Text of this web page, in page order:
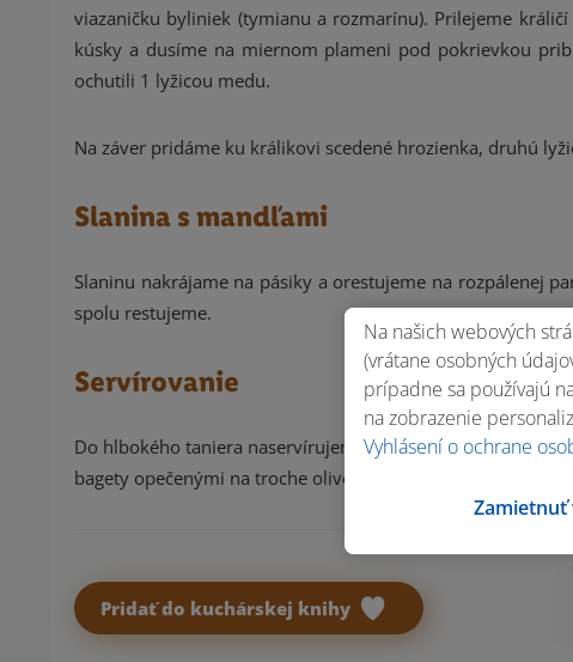
viazaničku byliniek (tymianu a rozmarínu). Prilejeme
kúsky a dusíme na miernom plameni pod pokrievkou
ochutili 1 lyžicou medu.
Na záver pridáme ku králikovi scedené hrozienka, druhú
Slanina s mandľami
Slaninu nakrájame na pásiky a orestujeme na rozpálenej
spolu restujeme.
Servírovanie
Do hlbokého taniera naservírujeme duseného králika s
bagety opečenými na troche olivového oleja.
Pridať do kuchárskej knihy
Na našich webových
(vrátane osobných
prípadne sa používajú
na zobrazenie
Vyhlásení o ochrane
Zamietnuť